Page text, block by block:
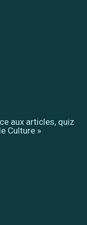
aux articles, quiz
Culture »